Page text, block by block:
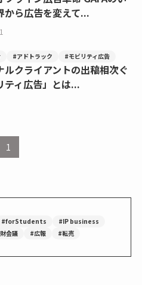
から広告を変えて...
#アドトラック #モビリティ広告
ルクライアントの出稿相次ぐ
ティ広告」とは...
1
#forStudents
#IP business
会議 #広報 #転売